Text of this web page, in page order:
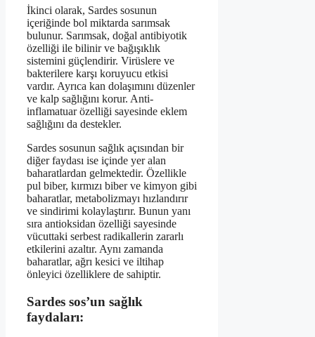
İkinci olarak, Sardes sosunun
içeriğinde bol miktarda sarımsak
bulunur. Sarımsak, doğal antibiyotik
özelliği ile bilinir ve bağışıklık
sistemini güçlendirir. Virüslere ve
bakterilere karşı koruyucu etkisi
vardır. Ayrıca kan dolaşımını düzenler
ve kalp sağlığını korur. Anti-
inflamatuar özelliği sayesinde eklem
sağlığını da destekler.
Sardes sosunun sağlık açısından bir
diğer faydası ise içinde yer alan
baharatlardan gelmektedir. Özellikle
pul biber, kırmızı biber ve kimyon gibi
baharatlar, metabolizmayı hızlandırır
ve sindirimi kolaylaştırır. Bunun yanı
sıra antioksidan özelliği sayesinde
vücuttaki serbest radikallerin zararlı
etkilerini azaltır. Aynı zamanda
baharatlar, ağrı kesici ve iltihap
önleyici özelliklere de sahiptir.
Sardes sos’un sağlık
faydaları: